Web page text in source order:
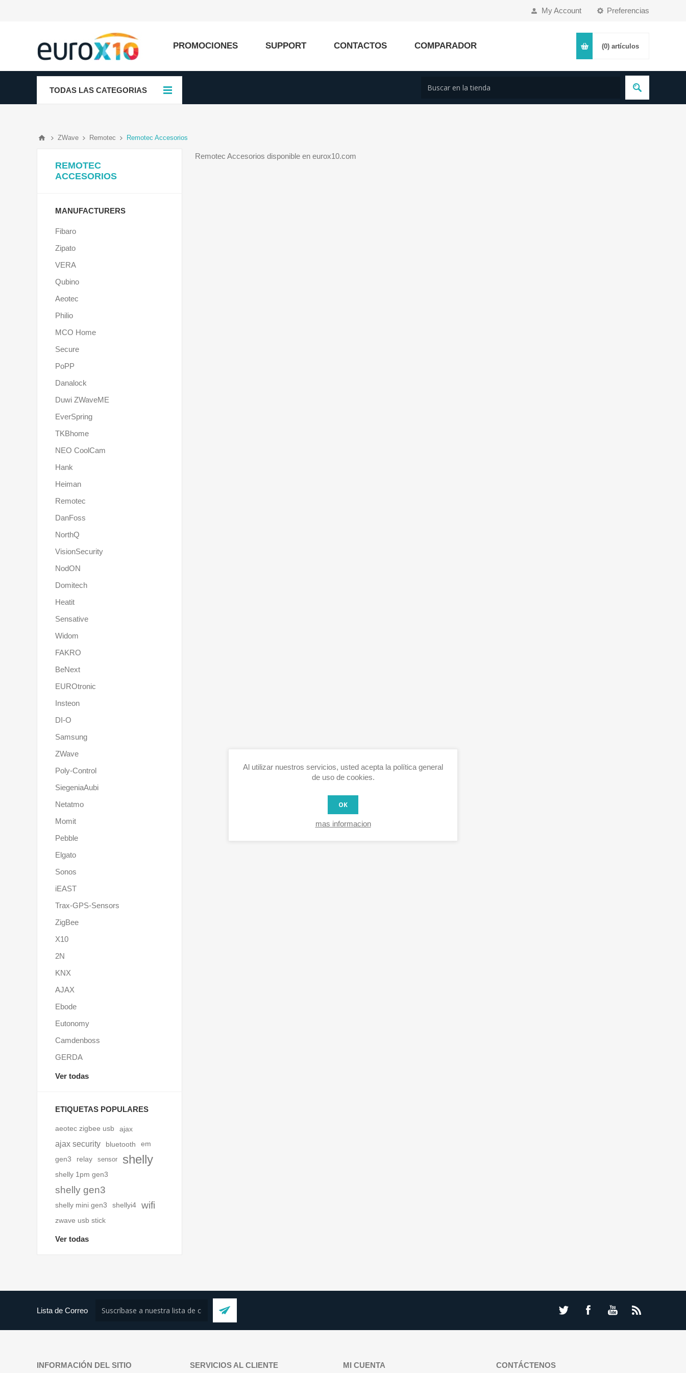
Preferencias
My Account
PROMOCIONES SUPPORT CONTACTOS COMPARADOR (0) artículos
TODAS LAS CATEGORIAS
ZWave Remotec Remotec Accesorios
Remotec Accesorios disponible en eurox10.com
REMOTEC
ACCESORIOS
MANUFACTURERS
Fibaro
Zipato
VERA
Qubino
Aeotec
Philio
MCO Home
Secure
PoPP
Danalock
Duwi ZWaveME
EverSpring
TKBhome
NEO CoolCam
Hank
Heiman
Remotec
DanFoss
NorthQ
VisionSecurity
NodON
Domitech
Heatit
Sensative
Widom
FAKRO
BeNext
EUROtronic
Insteon
DI-O
Samsung
ZWave
Poly-Control
SiegeniaAubi
Netatmo
Momit
Pebble
Elgato
Sonos
iEAST
Trax-GPS-Sensors
ZigBee
X10
2N
KNX
AJAX
Ebode
Eutonomy
Camdenboss
GERDA
Ver todas
ETIQUETAS POPULARES
aeotec zigbee usb ajax
ajax security bluetooth
em
gen3
relay sensor shelly
shelly 1pm gen3
shelly gen3
shelly mini gen3 shellyi4 wifi
zwave usb stick
Ver todas
Lista de Correo
INFORMACIÓN DEL SITIO SERVICIOS AL CLIENTE MI CUENTA CONTÁCTENOS
Al utilizar nuestros servicios, usted acepta la política general
de uso de cookies.
OK
mas informacion